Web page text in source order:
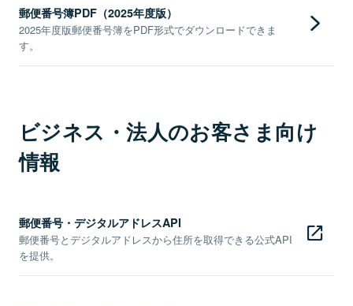
郵便番号簿PDF（2025年度版）
2025年度版郵便番号簿をPDF形式でダウンロードできま
す。
ビジネス・法人のお客さま向け
情報
郵便番号・デジタルアドレスAPI
郵便番号とデジタルアドレスから住所を取得できる公式API
を提供。